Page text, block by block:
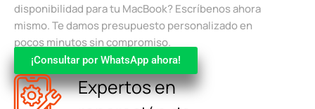
disponibilidad para tu MacBook? Escríbenos ahora
mismo. Te damos presupuesto personalizado en
pocos minutos sin compromiso.
¡Consultar por WhatsApp ahora!
Expertos en